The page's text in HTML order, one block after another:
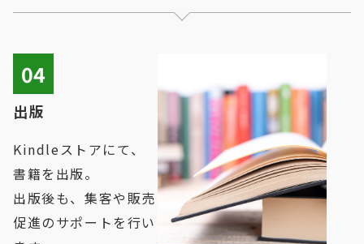
04
出版
Kindleストアにて、
書籍を出版。
出版後も、集客や販売
促進のサポートを行い